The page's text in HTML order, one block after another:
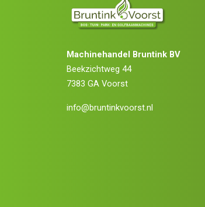
Machinehandel Bruntink BV
Beekzichtweg 44
7383 GA Voorst
info@bruntinkvoorst.nl